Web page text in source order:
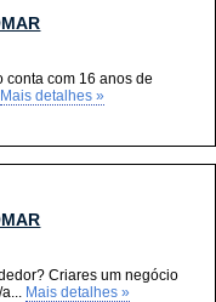
conta com 16 anos de
Mais detalhes »
Criares um negócio
Mais detalhes »